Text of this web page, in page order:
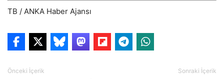
TB / ANKA Haber Ajansı
Önceki İçerik Sonraki İçerik